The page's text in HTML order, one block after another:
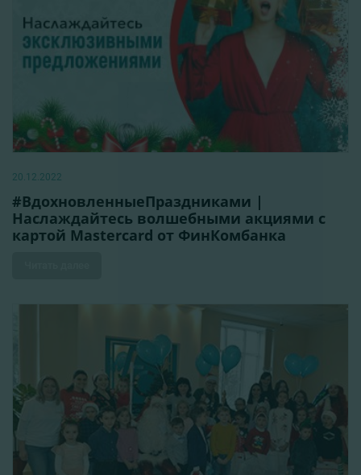
20.12.2022
#ВдохновленныeПраздниками |
Наслаждайтесь волшебными акциями с
картой Mastercard от ФинКомбанка